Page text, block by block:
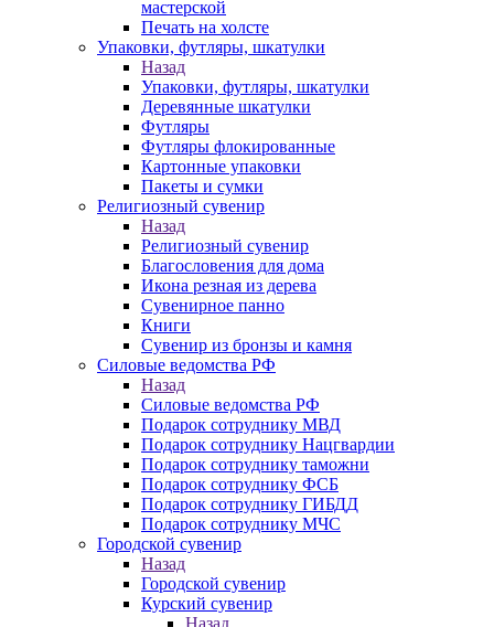
мастерской
Печать на холсте
Упаковки, футляры, шкатулки
Назад
Упаковки, футляры, шкатулки
Деревянные шкатулки
Футляры
Футляры флокированные
Картонные упаковки
Пакеты и сумки
Религиозный сувенир
Назад
Религиозный сувенир
Благословения для дома
Икона резная из дерева
Сувенирное панно
Книги
Сувенир из бронзы и камня
Силовые ведомства РФ
Назад
Силовые ведомства РФ
Подарок сотруднику МВД
Подарок сотруднику Нацгвардии
Подарок сотруднику таможни
Подарок сотруднику ФСБ
Подарок сотруднику ГИБДД
Подарок сотруднику МЧС
Городской сувенир
Назад
Городской сувенир
Курский сувенир
Назад